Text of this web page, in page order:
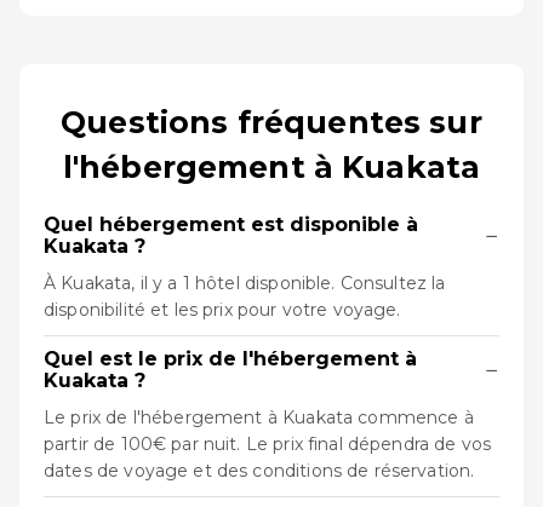
Questions fréquentes sur
l'hébergement à Kuakata
Quel hébergement est disponible à
Kuakata ?
−
À Kuakata, il y a 1 hôtel disponible. Consultez la
disponibilité et les prix pour votre voyage.
Quel est le prix de l'hébergement à
Kuakata ?
−
Le prix de l'hébergement à Kuakata commence à
partir de 100€ par nuit. Le prix final dépendra de vos
dates de voyage et des conditions de réservation.